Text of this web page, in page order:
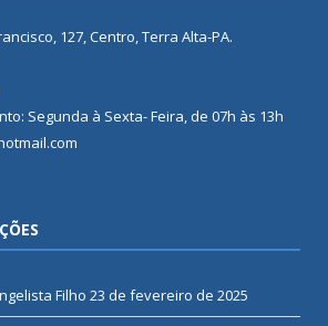
127, Centro, Terra Alta-PA.
Segunda à Sexta- Feira, de 07h às 13h
Filho 23 de fevereiro de 2025